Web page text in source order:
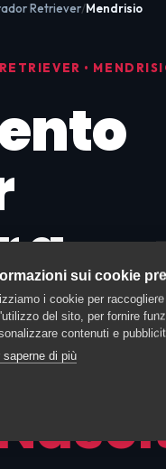
Retriever Mendrisio
•
a sui cookie
i cookie per
del sito, per fornire
contenuti e
saperne di più